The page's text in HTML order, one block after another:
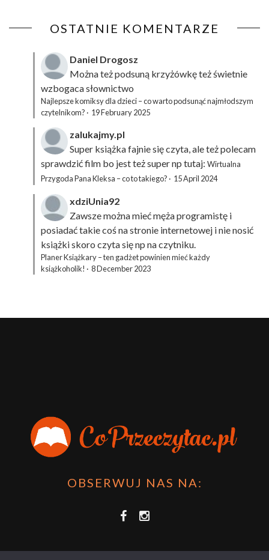
OSTATNIE KOMENTARZE
Daniel Drogosz
Można też podsuną krzyżówkęteż świetnie
wzbogaca słownictwo
Najlepsze komiksy dla dzieci – co warto podsunąć najmłodszym
czytelnikom? · 19 February 2025
zalukajmy.pl
Super książka fajnie się czyta, ale też polecam
sprawdzić film bo jest też super np tutaj: Wirtualna
Przygoda Pana Kleksa – co to takiego? · 15 April 2024
xdziUnia92
Zawsze można mieć męża programistę i
posiadać takie coś na stronie internetowej i nie nosić
książki skoro czyta się np na czytniku.
Planer Książkary – ten gadżet powinien mieć każdy
książkoholik! · 8 December 2023
OBSERWUJ NAS NA: